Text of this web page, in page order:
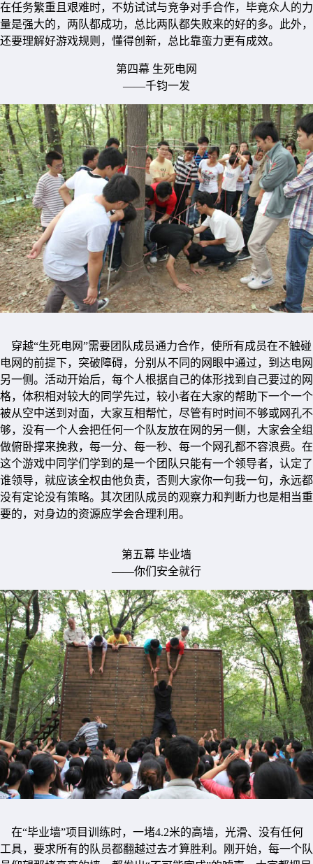
在任务繁重且艰难时，不妨试试与竞争对手合作，毕竟众人的力
量是强大的，两队都成功，总比两队都失败来的好的多。此外，
还要理解好游戏规则，懂得创新，总比靠蛮力更有成效。
第四幕 生死电网
——千钧一发
穿越“生死电网”需要团队成员通力合作，使所有成员在不触碰
电网的前提下，突破障碍，分别从不同的网眼中通过，到达电网
另一侧。活动开始后，每个人根据自己的体形找到自己要过的网
格，体积相对较大的同学先过，较小者在大家的帮助下一个一个
被从空中送到对面，大家互相帮忙，尽管有时时间不够或网孔不
够，没有一个人会把任何一个队友放在网的另一侧，大家会全组
做俯卧撑来挽救，每一分、每一秒、每一个网孔都不容浪费。在
这个游戏中同学们学到的是一个团队只能有一个领导者，认定了
谁领导，就应该全权由他负责，否则大家你一句我一句，永远都
没有定论没有策略。其次团队成员的观察力和判断力也是相当重
要的，对身边的资源应学会合理利用。
第五幕 毕业墙
——你们安全就行
在“毕业墙”项目训练时，一堵4.2米的高墙，光滑、没有任何
工具，要求所有的队员都翻越过去才算胜利。刚开始，每一个队